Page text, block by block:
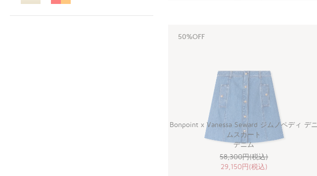
50%OFF
Bonpoint x Vanessa Seward ジムノペディ デニ
ムスカート
デニム
58,300円(税込)
29,150円(税込)